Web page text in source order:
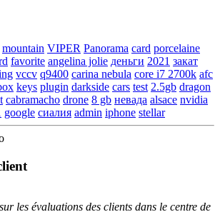
mountain VIPER Panorama card porcelaine
favorite angelina jolie деньги 2021 закат
vccv q9400 carina nebula core i7 2700k afc
keys plugin darkside cars test 2.5gb dragon
cabramacho drone 8 gb невада alsace nvidia
google сиалия admin iphone stellar
les évaluations des clients dans le centre de